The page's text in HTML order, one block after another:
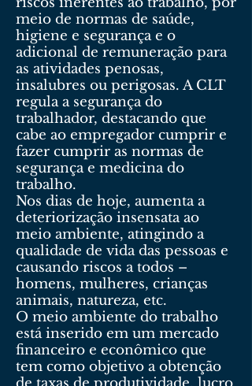
meio de normas de saúde,
higiene e segurança e o
adicional de remuneração para
as atividades penosas,
insalubres ou perigosas. A CLT
regula a segurança do
trabalhador, destacando que
cabe ao empregador cumprir e
fazer cumprir as normas de
segurança e medicina do
trabalho.
Nos dias de hoje, aumenta a
deteriorização insensata ao
meio ambiente, atingindo a
qualidade de vida das pessoas e
causando riscos a todos –
homens, mulheres, crianças
animais, natureza, etc.
O meio ambiente do trabalho
está inserido em um mercado
financeiro e econômico que
tem como objetivo a obtenção